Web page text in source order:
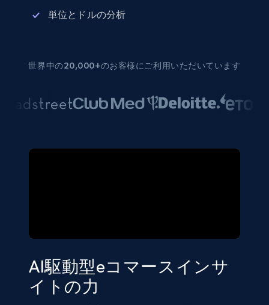
単位とドルの分析
世界中の20,000+のお客様にご利用いただいています
AI駆動型eコマースインサ
イトの力